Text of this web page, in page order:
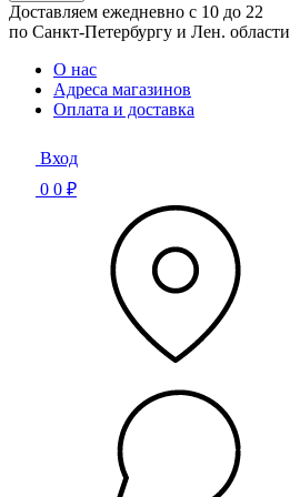
Доставляем ежедневно с 10 до 22
по Санкт-Петербургу и Лен. области
О нас
Адреса магазинов
Оплата и доставка
Вход
0 0 ₽